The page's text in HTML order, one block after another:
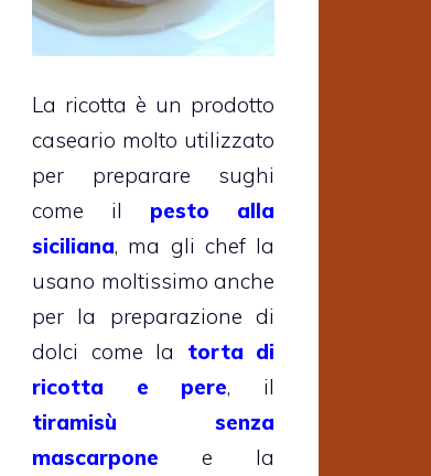
La ricotta è un prodotto
caseario molto utilizzato
per preparare sughi
come il pesto alla
siciliana, ma gli chef la
usano moltissimo anche
per la preparazione di
dolci come la torta di
ricotta e pere, il
tiramisù senza
mascarpone e la